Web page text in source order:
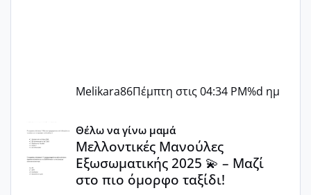
Melikara86Πέμπτη στις 04:34 PM%d ημ
Μελλοντικές Μανούλες Εξωσωματικής 2025 💫 – Μαζί
Θέλω να γίνω μαμά
Μελλοντικές Μανούλες
Εξωσωματικής 2025 💫 – Μαζί
στο πιο όμορφο ταξίδι!